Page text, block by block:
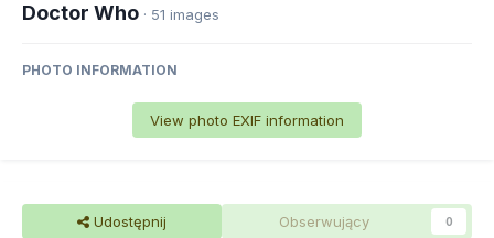
Doctor Who · 51 images
PHOTO INFORMATION
View photo EXIF information
Udostępnij Obserwujący 0